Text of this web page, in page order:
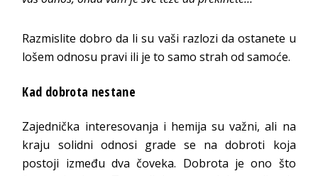
Razmislite dobro da li su vaši razlozi da ostanete u
lošem odnosu pravi ili je to samo strah od samoće.
Kad dobrota nestane
Zajednička interesovanja i hemija su važni, ali na
kraju solidni odnosi grade se na dobroti koja
postoji između dva čoveka. Dobrota je ono što